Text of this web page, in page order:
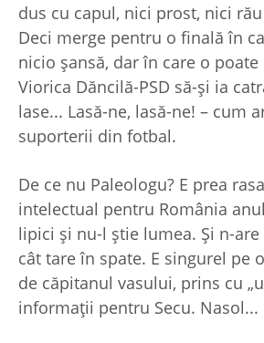
dus cu capul, nici prost, nici
Deci merge pentru o finală în
nicio şansă, dar în care o
Viorica Dăncilă-PSD să-şi ia
lase... Lasă-ne, lasă-ne! – cum
suporterii din fotbal.
De ce nu Paleologu? E prea
intelectual pentru România
lipici şi nu-l ştie lumea. Şi n-
cât tare în spate. E singurel pe
de căpitanul vasului, prins cu
informaţii pentru Secu. Nasol...